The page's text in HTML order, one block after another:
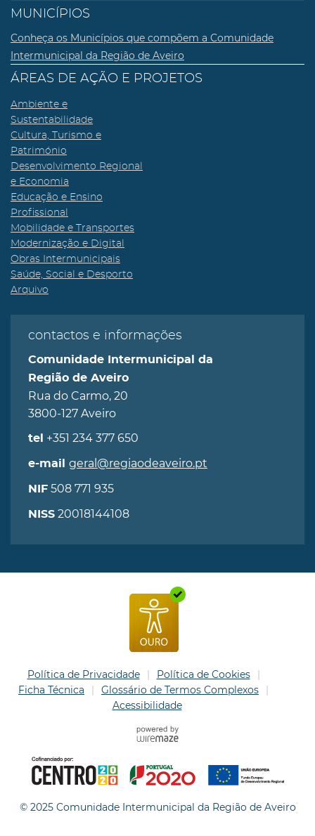
MUNICÍPIOS
Conheça os Municípios que compõem a Comunidade
Intermunicipal da Região de Aveiro
ÁREAS DE AÇÃO E PROJETOS
Ambiente e
Sustentabilidade
Cultura, Turismo e
Património
Desenvolvimento Regional
e Economia
Educação e Ensino
Profissional
Mobilidade e Transportes
Modernização e Digital
Obras Intermunicipais
Saúde, Social e Desporto
Arquivo
contactos e informações
Comunidade Intermunicipal da
Região de Aveiro
Rua do Carmo, 20
3800-127 Aveiro
tel +351 234 377 650
e-mail geral@regiaodeaveiro.pt
NIF 508 771 935
NISS 20018144108
Política de Privacidade
Política de Cookies
Ficha Técnica
Glossário de Termos Complexos
Acessibilidade
© 2025 Comunidade Intermunicipal da Região de Aveiro